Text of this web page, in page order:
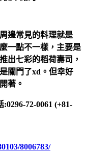
邊常見的料理就是
一點不一樣，主要是
出七彩的稻荷壽司，
關門了xd。但幸好
著。
72-0061 (+81-
8006783/